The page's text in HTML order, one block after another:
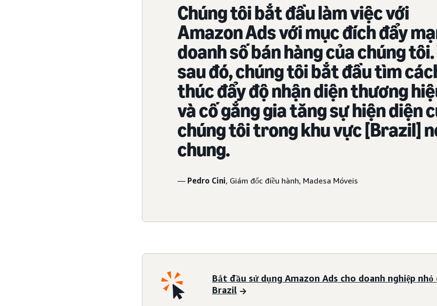
Chúng tôi bắt đầu làm việc với
Amazon Ads với mục đích đẩy
doanh số bán hàng của chúng tôi.
sau đó, chúng tôi bắt đầu tìm
thúc đẩy độ nhận diện thương
và cố gắng gia tăng sự hiện diện
chúng tôi trong khu vực [Brazil]
chung.
— Pedro Cini, Giám đốc điều hành, Madesa Móveis
Bắt đầu sử dụng Amazon Ads cho doanh nghiệp nhỏ
Brazil